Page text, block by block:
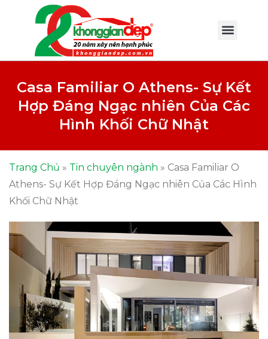
Casa Familiar O Athens- Sự Kết
Hợp Đáng Ngạc nhiên Của Các
Hình Khối Chữ Nhật
Trang Chủ » Tin chuyên ngành » Casa Familiar O
Athens- Sự Kết Hợp Đáng Ngạc nhiên Của Các Hình
Khối Chữ Nhật